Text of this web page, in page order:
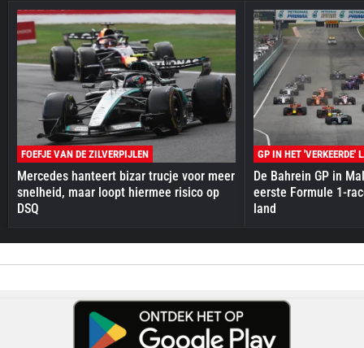
FOEFJE VAN DE ZILVERPIJLEN
Mercedes hanteert bizar trucje voor meer
snelheid, maar loopt hiermee risico op
DSQ
GP IN HET 'VERKEERDE'
De Bahrein GP in
eerste Formule 1-
land